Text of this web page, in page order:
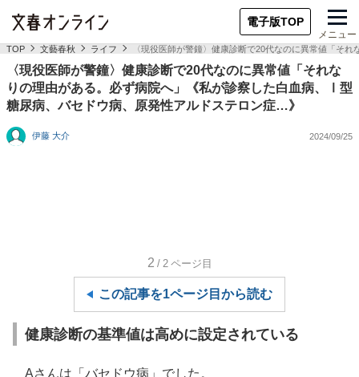
電子版TOP
メニュー
TOP 文藝春秋 ライフ 〈現役医師が警鐘〉健康診断で20代なのに異常値「そ
〈現役医師が警鐘〉健康診断で20代なのに異常値「それな
りの理由がある。必ず病院へ」《私が診察した白血病、Ⅰ型
糖尿病、バセドウ病、原発性アルドステロン症…》
伊藤 大介 2024/09/25
2 /2 ページ目
この記事を1ページ目から読む
健康診断の基準値は高めに設定されている
Aさんは「バセドウ病」でした。